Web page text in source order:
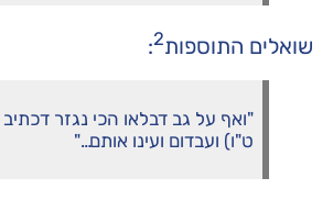
שואלים התוספות2
:
"ואף על גב דבלאו הכי נגזר
ט"ו) ועבדום ועינו אותם…"